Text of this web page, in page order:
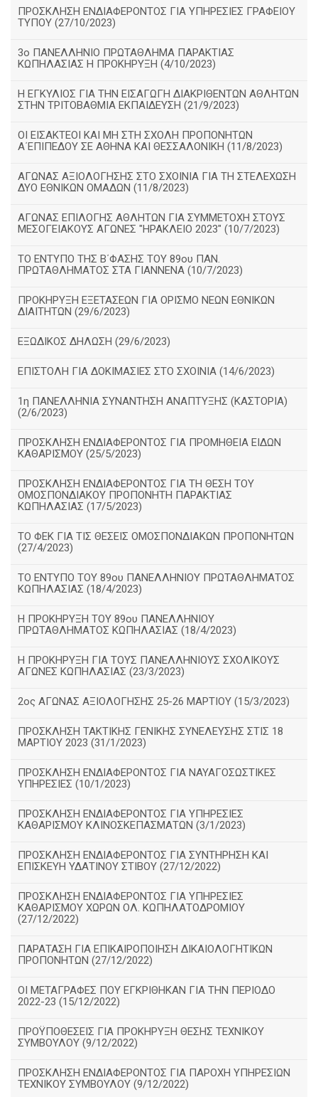
ΠΡΟΣΚΛΗΣΗ ΕΝΔΙΑΦΕΡΟΝΤΟΣ ΓΙΑ ΥΠΗΡΕΣΙΕΣ ΓΡΑΦΕΙΟΥ
ΤΥΠΟΥ (27/10/2023)
3ο ΠΑΝΕΛΛΗΝΙΟ ΠΡΩΤΑΘΛΗΜΑ ΠΑΡΑΚΤΙΑΣ
ΚΩΠΗΛΑΣΙΑΣ Η ΠΡΟΚΗΡΥΞΗ (4/10/2023)
Η ΕΓΚΥΛΙΟΣ ΓΙΑ ΤΗΝ ΕΙΣΑΓΩΓΗ ΔΙΑΚΡΙΘΕΝΤΩΝ ΑΘΛΗΤΩΝ
ΣΤΗΝ ΤΡΙΤΟΒΑΘΜΙΑ ΕΚΠΑΙΔΕΥΣΗ (21/9/2023)
ΟΙ ΕΙΣΑΚΤΕΟΙ ΚΑΙ ΜΗ ΣΤΗ ΣΧΟΛΗ ΠΡΟΠΟΝΗΤΩΝ
Α΄ΕΠΙΠΕΔΟΥ ΣΕ ΑΘΗΝΑ ΚΑΙ ΘΕΣΣΑΛΟΝΙΚΗ (11/8/2023)
ΑΓΩΝΑΣ ΑΞΙΟΛΟΓΗΣΗΣ ΣΤΟ ΣΧΟΙΝΙΑ ΓΙΑ ΤΗ ΣΤΕΛΕΧΩΣΗ
ΔΥΟ ΕΘΝΙΚΩΝ ΟΜΑΔΩΝ (11/8/2023)
ΑΓΩΝΑΣ ΕΠΙΛΟΓΗΣ ΑΘΛΗΤΩΝ ΓΙΑ ΣΥΜΜΕΤΟΧΗ ΣΤΟΥΣ
ΜΕΣΟΓΕΙΑΚΟΥΣ ΑΓΩΝΕΣ "ΗΡΑΚΛΕΙΟ 2023" (10/7/2023)
ΤΟ ΕΝΤΥΠΟ ΤΗΣ Β΄ΦΑΣΗΣ ΤΟΥ 89ου ΠΑΝ.
ΠΡΩΤΑΘΛΗΜΑΤΟΣ ΣΤΑ ΓΙΑΝΝΕΝΑ (10/7/2023)
ΠΡΟΚΗΡΥΞΗ ΕΞΕΤΑΣΕΩΝ ΓΙΑ ΟΡΙΣΜΟ ΝΕΩΝ ΕΘΝΙΚΩΝ
ΔΙΑΙΤΗΤΩΝ (29/6/2023)
ΕΞΩΔΙΚΟΣ ΔΗΛΩΣΗ (29/6/2023)
ΕΠΙΣΤΟΛΗ ΓΙΑ ΔΟΚΙΜΑΣΙΕΣ ΣΤΟ ΣΧΟΙΝΙΑ (14/6/2023)
1η ΠΑΝΕΛΛΗΝΙΑ ΣΥΝΑΝΤΗΣΗ ΑΝΑΠΤΥΞΗΣ (ΚΑΣΤΟΡΙΑ)
(2/6/2023)
ΠΡΟΣΚΛΗΣΗ ΕΝΔΙΑΦΕΡΟΝΤΟΣ ΓΙΑ ΠΡΟΜΗΘΕΙΑ ΕΙΔΩΝ
ΚΑΘΑΡΙΣΜΟΥ (25/5/2023)
ΠΡΟΣΚΛΗΣΗ ΕΝΔΙΑΦΕΡΟΝΤΟΣ ΓΙΑ ΤΗ ΘΕΣΗ ΤΟΥ
ΟΜΟΣΠΟΝΔΙΑΚΟΥ ΠΡΟΠΟΝΗΤΗ ΠΑΡΑΚΤΙΑΣ
ΚΩΠΗΛΑΣΙΑΣ (17/5/2023)
ΤΟ ΦΕΚ ΓΙΑ ΤΙΣ ΘΕΣΕΙΣ ΟΜΟΣΠΟΝΔΙΑΚΩΝ ΠΡΟΠΟΝΗΤΩΝ
(27/4/2023)
ΤΟ ΕΝΤΥΠΟ ΤΟΥ 89ου ΠΑΝΕΛΛΗΝΙΟΥ ΠΡΩΤΑΘΛΗΜΑΤΟΣ
ΚΩΠΗΛΑΣΙΑΣ (18/4/2023)
Η ΠΡΟΚΗΡΥΞΗ ΤΟΥ 89ου ΠΑΝΕΛΛΗΝΙΟΥ
ΠΡΩΤΑΘΛΗΜΑΤΟΣ ΚΩΠΗΛΑΣΙΑΣ (18/4/2023)
Η ΠΡΟΚΗΡΥΞΗ ΓΙΑ ΤΟΥΣ ΠΑΝΕΛΛΗΝΙΟΥΣ ΣΧΟΛΙΚΟΥΣ
ΑΓΩΝΕΣ ΚΩΠΗΛΑΣΙΑΣ (23/3/2023)
2ος ΑΓΩΝΑΣ ΑΞΙΟΛΟΓΗΣΗΣ 25-26 ΜΑΡΤΙΟΥ (15/3/2023)
ΠΡΟΣΚΛΗΣΗ ΤΑΚΤΙΚΗΣ ΓΕΝΙΚΗΣ ΣΥΝΕΛΕΥΣΗΣ ΣΤΙΣ 18
ΜΑΡΤΙΟΥ 2023 (31/1/2023)
ΠΡΟΣΚΛΗΣΗ ΕΝΔΙΑΦΕΡΟΝΤΟΣ ΓΙΑ ΝΑΥΑΓΟΣΩΣΤΙΚΕΣ
ΥΠΗΡΕΣΙΕΣ (10/1/2023)
ΠΡΟΣΚΛΗΣΗ ΕΝΔΙΑΦΕΡΟΝΤΟΣ ΓΙΑ ΥΠΗΡΕΣΙΕΣ
ΚΑΘΑΡΙΣΜΟΥ ΚΛΙΝΟΣΚΕΠΑΣΜΑΤΩΝ (3/1/2023)
ΠΡΟΣΚΛΗΣΗ ΕΝΔΙΑΦΕΡΟΝΤΟΣ ΓΙΑ ΣΥΝΤΗΡΗΣΗ ΚΑΙ
ΕΠΙΣΚΕΥΗ ΥΔΑΤΙΝΟΥ ΣΤΙΒΟΥ (27/12/2022)
ΠΡΟΣΚΛΗΣΗ ΕΝΔΙΑΦΕΡΟΝΤΟΣ ΓΙΑ ΥΠΗΡΕΣΙΕΣ
ΚΑΘΑΡΙΣΜΟΥ ΧΩΡΩΝ ΟΛ. ΚΩΠΗΛΑΤΟΔΡΟΜΙΟΥ
(27/12/2022)
ΠΑΡΑΤΑΣΗ ΓΙΑ ΕΠΙΚΑΙΡΟΠΟΙΗΣΗ ΔΙΚΑΙΟΛΟΓΗΤΙΚΩΝ
ΠΡΟΠΟΝΗΤΩΝ (27/12/2022)
ΟΙ ΜΕΤΑΓΡΑΦΕΣ ΠΟΥ ΕΓΚΡΙΘΗΚΑΝ ΓΙΑ ΤΗΝ ΠΕΡΙΟΔΟ
2022-23 (15/12/2022)
ΠΡΟΫΠΟΘΕΣΕΙΣ ΓΙΑ ΠΡΟΚΗΡΥΞΗ ΘΕΣΗΣ ΤΕΧΝΙΚΟΥ
ΣΥΜΒΟΥΛΟΥ (9/12/2022)
ΠΡΟΣΚΛΗΣΗ ΕΝΔΙΑΦΕΡΟΝΤΟΣ ΓΙΑ ΠΑΡΟΧΗ ΥΠΗΡΕΣΙΩΝ
ΤΕΧΝΙΚΟΥ ΣΥΜΒΟΥΛΟΥ (9/12/2022)